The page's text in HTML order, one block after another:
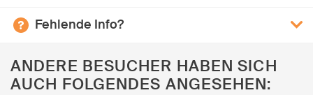
Fehlende Info?
ANDERE BESUCHER HABEN SICH
AUCH FOLGENDES ANGESEHEN: